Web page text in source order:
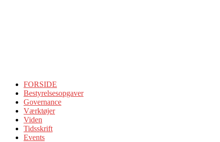
FORSIDE
Bestyrelsesopgaver
Governance
Værktøjer
Viden
Tidsskrift
Events